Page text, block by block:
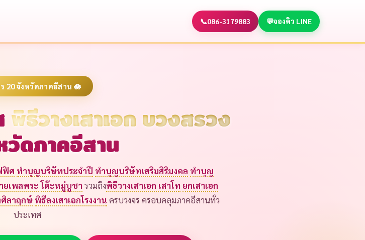
📞086-3179883 💬จองคิว LINE
20 จังหวัดภาคอีสาน 🪷
พิธีวางเสาเอก บวงสรวง
ดภาคอีสาน
ฟิศ ทำบุญบริษัทประจำปี ทำบุญบริษัทเสริมสิริมงคล ทำบุญ
ยเพลพระ โต๊ะหมู่บูชา รวมถึงพิธีวางเสาเอก เสาโท ยกเสาเอก
ศิลาฤกษ์ พิธีลงเสาเอกโรงงาน ครบวงจร ครอบคลุมภาคอีสานทั่ว
ประเทศ